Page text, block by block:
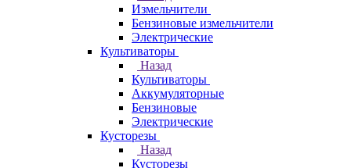
Измельчители
Бензиновые измельчители
Электрические
Культиваторы
Назад
Культиваторы
Аккумуляторные
Бензиновые
Электрические
Кусторезы
Назад
Кусторезы